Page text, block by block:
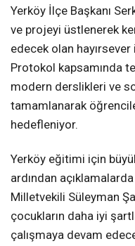
Yerköy İlçe Başkanı
ve projeyi üstlenerek
edecek olan hayırsever
Protokol kapsamında
modern derslikleri ve
tamamlanarak
hedefleniyor.
Yerköy eğitimi için
ardından
Milletvekili Süleyman
çocukların daha iyi
çalışmaya devam